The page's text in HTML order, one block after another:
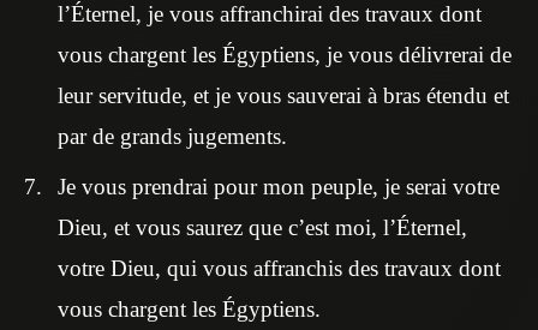
l’Éternel, je vous affranchirai des travaux dont
vous chargent les Égyptiens, je vous délivrerai de
leur servitude, et je vous sauverai à bras étendu et
par de grands jugements.
Je vous prendrai pour mon peuple, je serai votre
Dieu, et vous saurez que c’est moi, l’Éternel,
votre Dieu, qui vous affranchis des travaux dont
vous chargent les Égyptiens.